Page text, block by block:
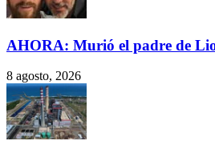
AHORA: Murió el padre de
8 agosto, 2026